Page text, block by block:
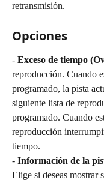
retransmisión.
Opciones
- Exceso de tiempo
reproducción. Cuando
programado, la pista
siguiente lista de
programado. Cuando
reproducción
tiempo.
- Información de la
Elige si deseas mostrar